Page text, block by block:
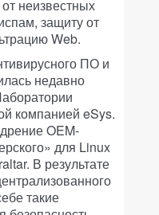
неизвестных
защиту от
Web.
ПО и
недавно
компанией eSys.
OEM-
для Linux
В результате
такие